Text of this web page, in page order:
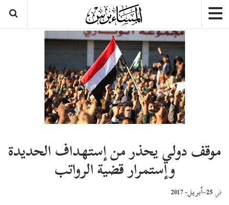
موقف دولي يحذر من إستهداف الحديدة
وإستمرار قضية الرواتب
في 25-أبريل- 2017